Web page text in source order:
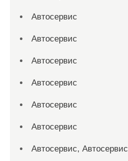
Автосервис
Автосервис
Автосервис
Автосервис
Автосервис
Автосервис
Автосервис, Автосервис